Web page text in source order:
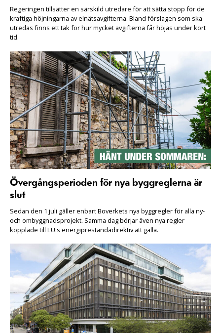
Regeringen tillsätter en särskild utredare för att sätta stopp för de
kraftiga höjningarna av elnätsavgifterna. Bland förslagen som ska
utredas finns ett tak för hur mycket avgifterna får höjas under kort
tid.
Övergångsperioden för nya byggreglerna är
slut
Sedan den 1 juli gäller enbart Boverkets nya byggregler för alla ny-
och ombyggnadsprojekt. Samma dag börjar även nya regler
kopplade till EU:s energiprestandadirektiv att gälla.